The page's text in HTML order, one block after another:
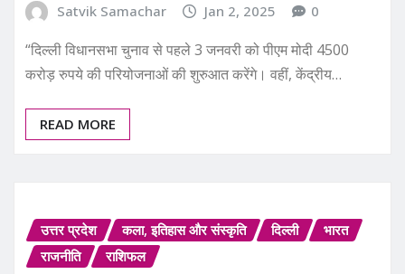
Satvik Samachar Jan 2, 2025 0
“दिल्ली विधानसभा चुनाव से पहले 3 जनवरी को पीएम मोदी 4500
करोड़ रुपये की परियोजनाओं की शुरुआत करेंगे। वहीं, केंद्रीय…
READ MORE
उत्तर प्रदेश कला, इतिहास और संस्कृति दिल्ली
भारत
राजनीति
राशिफल